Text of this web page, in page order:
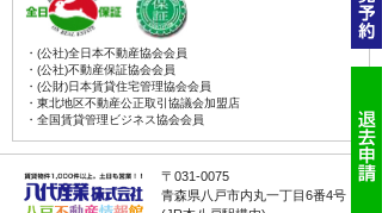
・(公社)全日本不動産協会会員
・(公社)不動産保証協会会員
・(公財)日本賃貸住宅管理協会会員
・東北地区不動産公正取引協議会加盟店
・全国賃貸管理ビジネス協会会員
〒031-0075
青森県八戸市内丸一丁目6番4号